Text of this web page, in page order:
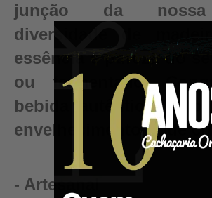
junção da nossa
diversidade de
essência e pureza do
ou fermentado.
bebida autêntica,
envelhecimento pode
- Artesanal